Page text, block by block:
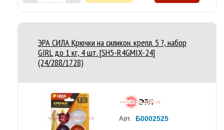
ЭРА СИЛА Крючки на силикон. крепл. 5 ?, набор
GIRL до 1 кг, 4 шт. [SH5-R4GMIX-24]
(24/288/1728)
Арт. Б0002525